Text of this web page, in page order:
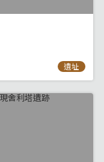
遺址